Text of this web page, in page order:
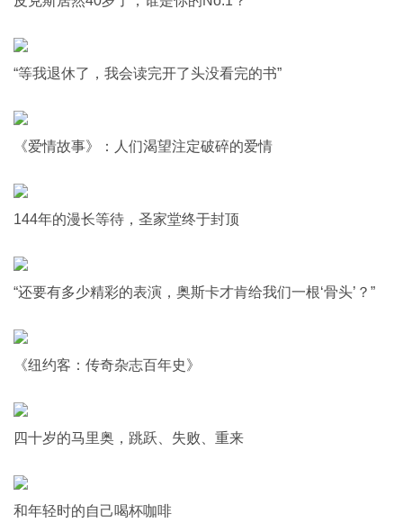
“等我退休了，我会读完开了头没看完的书”
《爱情故事》：人们渴望注定破碎的爱情
144年的漫长等待，圣家堂终于封顶
“还要有多少精彩的表演，奥斯卡才肯给我们一根‘骨头’？”
《纽约客：传奇杂志百年史》
四十岁的马里奥，跳跃、失败、重来
和年轻时的自己喝杯咖啡